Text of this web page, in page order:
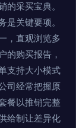
采买宝典。
关键要项。
，直观浏览多
的购买报告，
支持大小模式
司经常把握原
餐以推销完整
给制让差异化